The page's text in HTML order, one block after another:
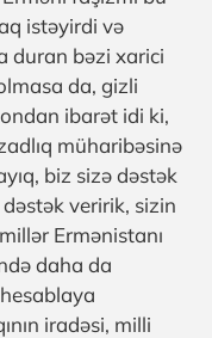
istəyirdi və
duran bəzi xarici
da, gizli
ibarət idi ki,
müharibəsinə
biz sizə dəstək
veririk, sizin
Ermənistanı
daha da
iradəsi, milli